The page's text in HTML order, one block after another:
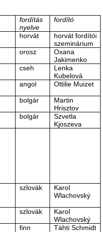
fordítás
nyelve
fordító
horvát
horvát fordítói
szeminárium
orosz
Oxana
Jakimenko
cseh
Lenka
Kubelová
angol Ottilie Muizet
bolgár
Martin
Hrisztov
bolgár
Szvetla
Kjoszeva
szlovák
Karol
Wlachovský
szlovák
Karol
Wlachovský
finn
Tähti Schmidt